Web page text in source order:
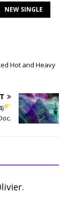
NEW SINGLE
Hot and Heavy